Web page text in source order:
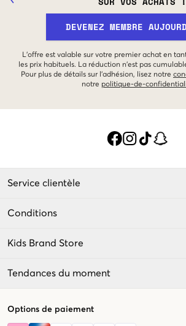
DEVENEZ MEMBRE
L'offre est valable sur votre premier achat en
les prix habituels. La réduction n'est pas
Pour plus de détails sur l'adhésion, lisez notre
notre politique-de-
Service clientèle
Conditions
Kids Brand Store
Tendances du moment
Options de paiement